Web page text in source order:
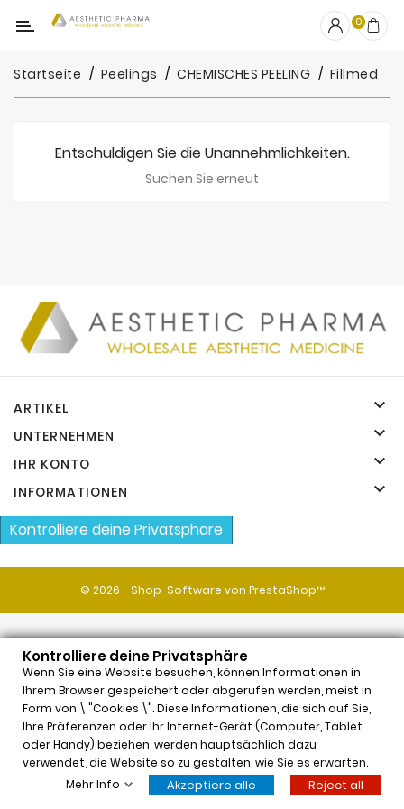
Kategorie
OUTLET
Biostimulatoren
Skincare
Zubehör
0
Startseite Peelings CHEMISCHES PEELING Fillmed
Entschuldigen Sie die Unannehmlichkeiten.
Suchen Sie erneut
ARTIKEL 
UNTERNEHMEN 
IHR KONTO 
INFORMATIONEN 
Kontrolliere deine Privatsphäre
© 2026 - Shop-Software von PrestaShop™
x
Neauvia Organic Hydro Deluxe (2x2,5ml)
$62,54Price
Kontrolliere deine Privatsphäre
Wenn Sie eine Website besuchen, können Informationen in
Ihrem Browser gespeichert oder abgerufen werden, meist in
Form von \ "Cookies \". Diese Informationen, die sich auf Sie,
Ihre Präferenzen oder Ihr Internet-Gerät (Computer, Tablet
oder Handy) beziehen, werden hauptsächlich dazu
verwendet, die Website so zu gestalten, wie Sie es erwarten.
Mehr Info
Akzeptiere alle Reject all